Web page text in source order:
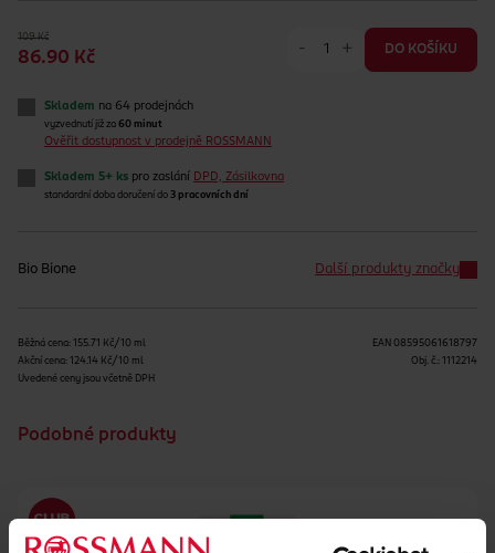
109 Kč
86.90 Kč
- + DO KOŠÍKU
Skladem na 64 prodejnách
vyzvednutí již za 60 minut
Ověřit dostupnost v prodejně ROSSMANN
Skladem 5+ ks pro zaslání DPD, Zásilkovna
standardní doba doručení do 3 pracovních dní
Bio Bione Další produkty značky
Běžná cena: 155.71 Kč/10 ml
Akční cena: 124.14 Kč/10 ml
Uvedené ceny jsou včetně DPH
EAN 08595061618797
Obj. č.: 1112214
Podobné produkty